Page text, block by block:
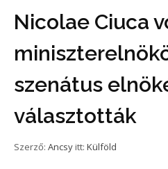
Nicolae Ciuca
szenátus
választották
Szerző: Ancsy itt: Külföld